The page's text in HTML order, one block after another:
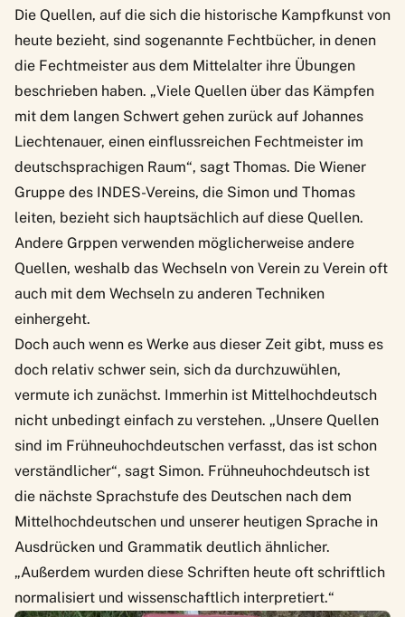
Die Quellen, auf die sich die historische Kampfkunst von
heute bezieht, sind sogenannte Fechtbücher, in denen
die Fechtmeister aus dem Mittelalter ihre Übungen
beschrieben haben. „Viele Quellen über das Kämpfen
mit dem langen Schwert gehen zurück auf Johannes
Liechtenauer, einen einflussreichen Fechtmeister im
deutschsprachigen Raum“, sagt Thomas. Die Wiener
Gruppe des INDES-Vereins, die Simon und Thomas
leiten, bezieht sich hauptsächlich auf diese Quellen.
Andere Grppen verwenden möglicherweise andere
Quellen, weshalb das Wechseln von Verein zu Verein oft
auch mit dem Wechseln zu anderen Techniken
einhergeht.
Doch auch wenn es Werke aus dieser Zeit gibt, muss es
doch relativ schwer sein, sich da durchzuwühlen,
vermute ich zunächst. Immerhin ist Mittelhochdeutsch
nicht unbedingt einfach zu verstehen. „Unsere Quellen
sind im Frühneuhochdeutschen verfasst, das ist schon
verständlicher“, sagt Simon. Frühneuhochdeutsch ist
die nächste Sprachstufe des Deutschen nach dem
Mittelhochdeutschen und unserer heutigen Sprache in
Ausdrücken und Grammatik deutlich ähnlicher.
„Außerdem wurden diese Schriften heute oft schriftlich
normalisiert und wissenschaftlich interpretiert.“